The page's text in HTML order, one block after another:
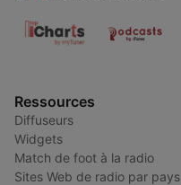
Ressources
Diffuseurs
Widgets
Match de foot à la radio
Sites Web de radio par pays